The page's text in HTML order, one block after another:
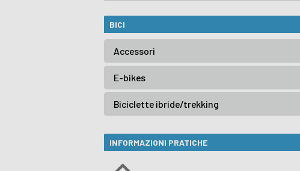
BICI
Accessori
E-bikes
Biciclette ibride/trekking
INFORMAZIONI PRATICHE